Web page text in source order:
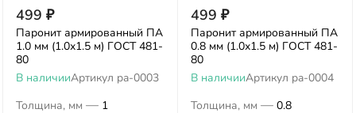
499 ₽
Паронит армированный ПА
1.0 мм (1.0х1.5 м) ГОСТ 481-
80
В наличииАртикул pa-0003
Толщина, мм — 1
499 ₽
Паронит армированный ПА
0.8 мм (1.0х1.5 м) ГОСТ 481-
80
В наличииАртикул pa-0004
Толщина, мм — 0.8